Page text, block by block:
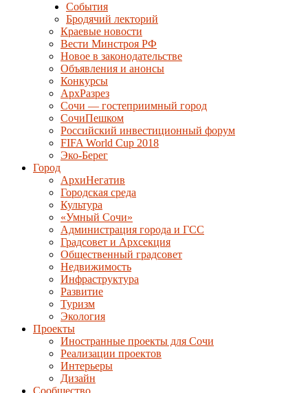
События
Бродячий лекторий
Краевые новости
Вести Минстроя РФ
Новое в законодательстве
Объявления и анонсы
Конкурсы
АрхРазрез
Сочи — гостеприимный город
СочиПешком
Российский инвестиционный форум
FIFA World Cup 2018
Эко-Берег
Город
АрхиНегатив
Городская среда
Культура
«Умный Сочи»
Администрация города и ГСС
Градсовет и Архсекция
Общественный градсовет
Недвижимость
Инфраструктура
Развитие
Туризм
Экология
Проекты
Иностранные проекты для Сочи
Реализации проектов
Интерьеры
Дизайн